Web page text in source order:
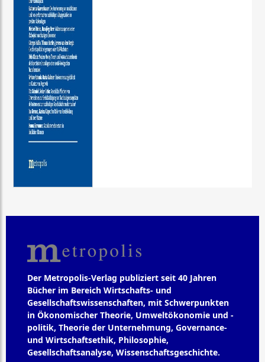
Der Metropolis-Verlag publiziert seit 40 Jahren
Bücher im Bereich Wirtschafts- und
Gesellschaftswissenschaften, mit Schwerpunkten
in Ökonomischer Theorie, Umweltökonomie und -
politik, Theorie der Unternehmung, Governance-
und Wirtschaftsethik, Philosophie,
Gesellschaftsanalyse, Wissenschaftsgeschichte.